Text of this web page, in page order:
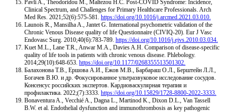
Pavli A., Theodoridou M., Maltezou H.C. Post-COVID Syndrome: Incidence,
Clinical Spectrum, and Challenges for Primary Healthcare Professionals. Arch
Med Res. 2021;52(6):575-581. https://doi.org/10.1016/j.arcmed.2021.03.010.
Launois R., Mansilha A., Jantet G. International psychometric validation of the
Chronic Venous Disease quality of life Questionnaire (CIVIQ-20). Eur J Vasc
Endovasc Surg. 2010;40(6):783-789. https://doi.org/10.1016/j.ejvs.2010.03.034.
Kuet M.L., Lane T.R., Anwar M.A., Davies A.H. Comparison of disease-specific
quality of life tools in patients with chronic venous disease. Phlebology.
2014;29(10):648-653. https://doi.org/10.1177/0268355513501302.
Балахонова Т.В., Ершова А.И., Ежов М.В., Барбараш О.Л., Берштейн Л.Л.,
Богачев В.Ю. и др. Фокусированное ультразвуковое исследование сосудов.
Консенсус российских экспертов. Кардиоваскулярная терапия и
профилактика. 2022;(7):3333. https://doi.org/10.15829/1728-8800-2022-3333.
Bonaventura A., Vecchié A., Dagna L., Martinod K., Dixon D.L., Van Tassell
B.W. et al. Endothelial dysfunction and immunothrombosis as key pathogenic